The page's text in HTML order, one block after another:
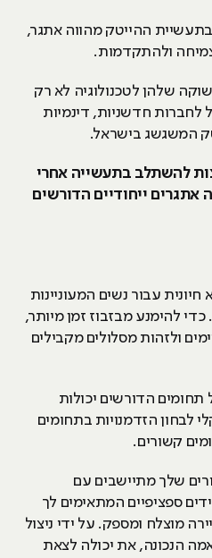
ההייטק מהווה אתגר,
ולהתקדמות.
שלהן לטכנולוגיה לא רק
לחברות חדשניות, דינמיות
המשגשג בישראל.
להשתלב בתעשייה אחרי
אתגרים ייחודיים הדורשים
עבור נשים המעוניינות
להימנע מבזבוז זמן מיותר,
ולזהות מסלולים מקבילים
הדורשים יכולות
לבחון הזדמנויות בתחומים
קשורים.
שלך מתיישבים עם
ספציפיים המתאימים לך
מוצלח ומספק. על ידי ניצול
הנכונה, את יכולה לצאת